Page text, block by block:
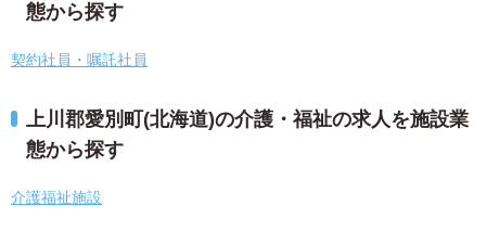
態から探す
契約社員・嘱託社員
上川郡愛別町(北海道)の介護・福祉の求人を施設業
態から探す
介護福祉施設